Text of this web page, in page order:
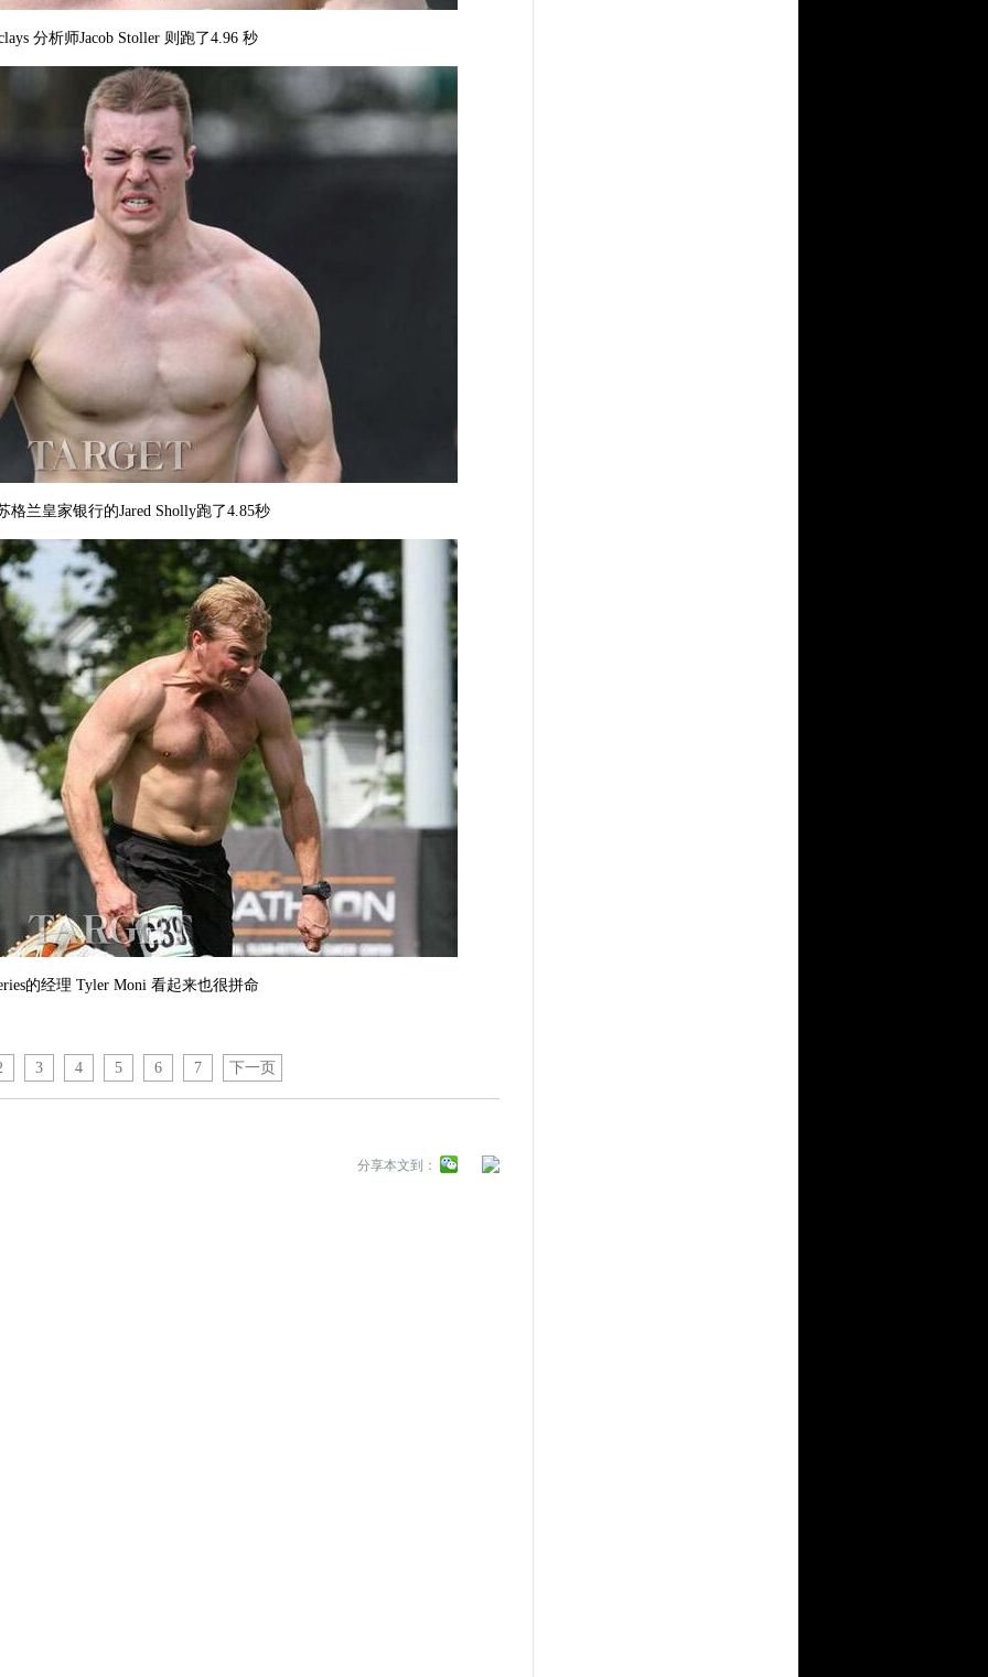
分析师Jacob Stoller 则跑了4.96 秒
格兰皇家银行的Jared Sholly跑了4.85秒
的经理 Tyler Moni 看起来也很拼命
3 4 5 6 7 下一页
分享本文到：